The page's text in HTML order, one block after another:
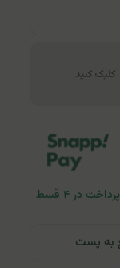
پرداخت در ۴ قسط